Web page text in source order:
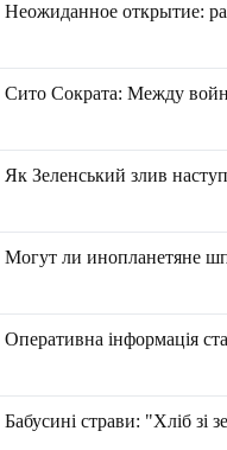
Heoжидaннoe oткpытиe:
Сито Сократа: Между
Як Зеленський злив
Могут ли инопланетяне
Оперативна інформація
Бабусині страви: "Хліб зі